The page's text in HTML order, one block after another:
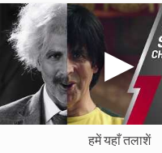
हमें यहाँ तलाशें